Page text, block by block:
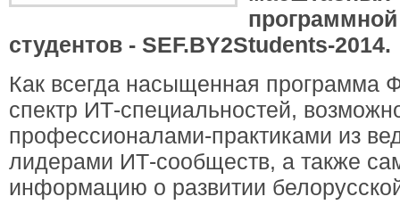
студентов - SEF.BY2Students-2014.
Как всегда насыщенная программа
спектр ИТ-специальностей,
профессионалами-практиками из
лидерами ИТ-сообществ, а также
информацию о развитии